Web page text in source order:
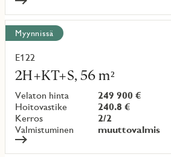
Myynnissä
E122
2H+KT+S, 56 m²
Velaton hinta
249 900 €
Hoitovastike
240.8 €
Kerros
2/2
Valmistuminen
muuttovalmis
Lue
lisää
kohteesta